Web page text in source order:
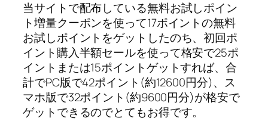
当サイトで配布している無料お試しポイン
ト増量クーポンを使って17ポイントの無料
お試しポイントをゲットしたのち、初回ポ
イント購入半額セールを使って格安で25ポ
イントまたは15ポイントゲットすれば、合
計でPC版で42ポイント(約12600円分)、ス
マホ版で32ポイント(約9600円分)が格安で
ゲットできるのでとてもお得です。